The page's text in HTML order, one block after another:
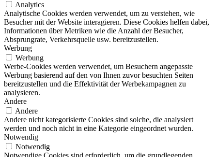
Analytics
Analytische Cookies werden verwendet, um zu verstehen, wie
Besucher mit der Website interagieren. Diese Cookies helfen dabei,
Informationen über Metriken wie die Anzahl der Besucher,
Absprungrate, Verkehrsquelle usw. bereitzustellen.
Werbung
Werbung
Werbe-Cookies werden verwendet, um Besuchern angepasste
Werbung basierend auf den von Ihnen zuvor besuchten Seiten
bereitzustellen und die Effektivität der Werbekampagnen zu
analysieren.
Andere
Andere
Andere nicht kategorisierte Cookies sind solche, die analysiert
werden und noch nicht in eine Kategorie eingeordnet wurden.
Notwendig
Notwendig